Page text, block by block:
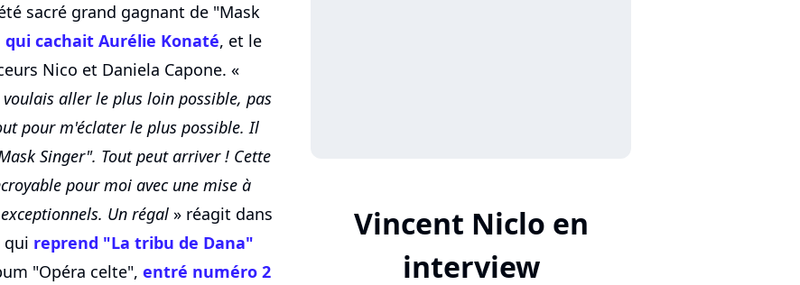
sacré grand gagnant de "Mask
qui cachait Aurélie Konaté, et le
Nico et Daniela Capone. «
aller le plus loin possible, pas
pour m'éclater le plus possible. Il
Singer". Tout peut arriver ! Cette
pour moi avec une mise à
Un régal » réagit dans
qui reprend "La tribu de Dana"
"Opéra celte", entré numéro 2
Vincent Niclo en
interview